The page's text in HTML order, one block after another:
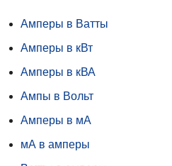
Амперы в Ватты
Амперы в кВт
Амперы в кВА
Ампы в Вольт
Амперы в мА
мА в амперы